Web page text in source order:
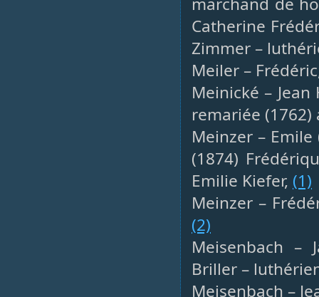
Catherine
Zimmer –
Meiler –
Meinické –
remariée
Meinzer –
(1874)
Emilie Kiefer, (1)
Meinzer –
(2)
Meisenbach –
Briller –
Meisenbach –